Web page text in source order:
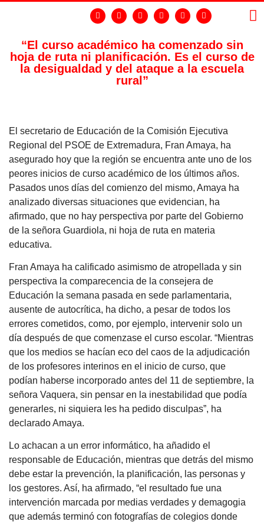
“El curso académico ha comenzado sin
hoja de ruta ni planificación. Es el curso de
la desigualdad y del ataque a la escuela
rural”
El secretario de Educación de la Comisión Ejecutiva
Regional del PSOE de Extremadura, Fran Amaya, ha
asegurado hoy que la región se encuentra ante uno de los
peores inicios de curso académico de los últimos años.
Pasados unos días del comienzo del mismo, Amaya ha
analizado diversas situaciones que evidencian, ha
afirmado, que no hay perspectiva por parte del Gobierno
de la señora Guardiola, ni hoja de ruta en materia
educativa.
Fran Amaya ha calificado asimismo de atropellada y sin
perspectiva la comparecencia de la consejera de
Educación la semana pasada en sede parlamentaria,
ausente de autocrítica, ha dicho, a pesar de todos los
errores cometidos, como, por ejemplo, intervenir solo un
día después de que comenzase el curso escolar. “Mientras
que los medios se hacían eco del caos de la adjudicación
de los profesores interinos en el inicio de curso, que
podían haberse incorporado antes del 11 de septiembre, la
señora Vaquera, sin pensar en la inestabilidad que podía
generarles, ni siquiera les ha pedido disculpas”, ha
declarado Amaya.
Lo achacan a un error informático, ha añadido el
responsable de Educación, mientras que detrás del mismo
debe estar la prevención, la planificación, las personas y
los gestores. Así, ha afirmado, “el resultado fue una
intervención marcada por medias verdades y demagogia
que además terminó con fotografías de colegios donde